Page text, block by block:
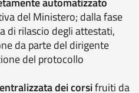
del Ministero; dalla fase
di rilascio degli attestati,
da parte del dirigente
del protocollo
dei corsifruiti da